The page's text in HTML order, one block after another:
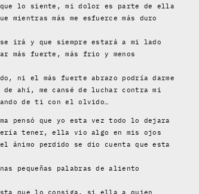
que lo siente, mi dolor es parte de ella
más me esfuerce más duro
irá y que siempre estará a mi lado
más fuerte, más frio y menos
ni el más fuerte abrazo podría darme
ahí, me cansé de luchar contra mi
de ti con el olvido…
pensó que yo esta vez todo lo dejara
tener, ella vio algo en mis ojos
ánimo perdido se dio cuenta que esta
pequeñas palabras de aliento
que lo consiga, si ella a quien